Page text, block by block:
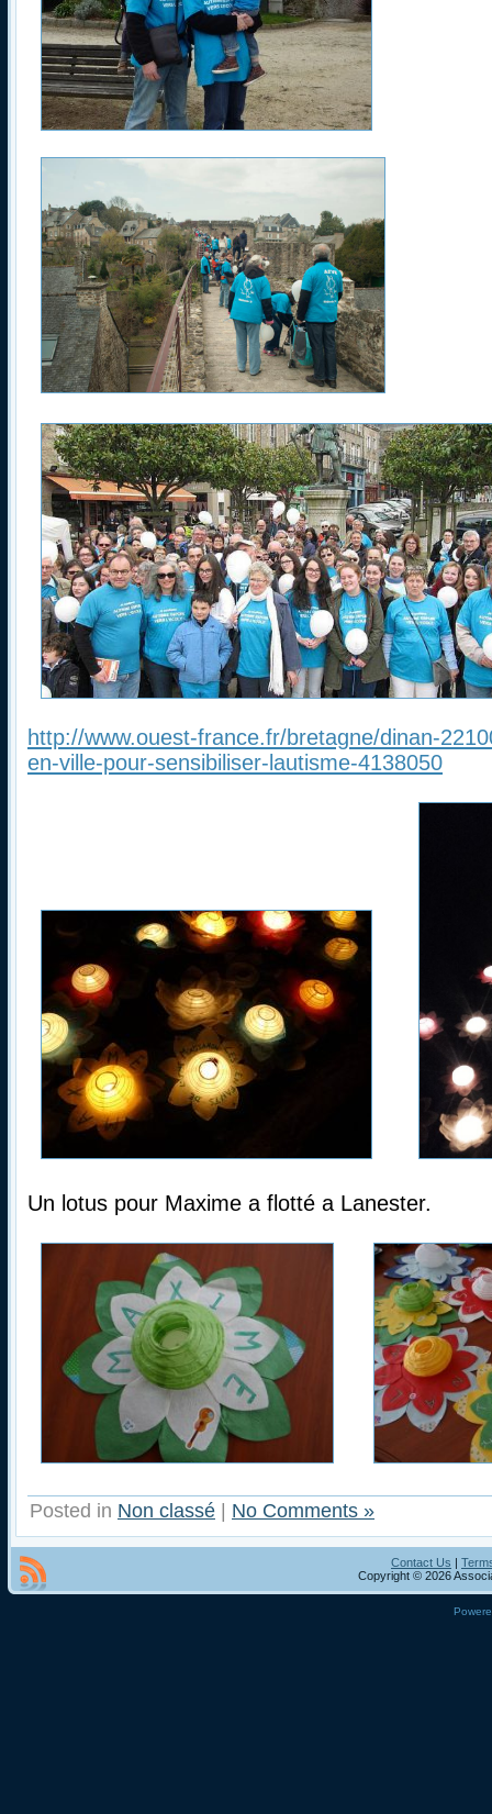
http://www.ouest-france.fr/bretagne/dinan-
en-ville-pour-sensibiliser-lautisme-4138050
Un lotus pour Maxime a flotté a Lanester.
Posted in Non classé | No Comments »
Contact Us |
Copyright © 2026